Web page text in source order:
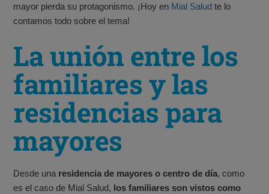
mayor pierda su protagonismo. ¡Hoy en Mial Salud te lo
contamos todo sobre el tema!
La unión entre los
familiares y las
residencias para
mayores
Desde una residencia de mayores o centro de día, como
es el caso de Mial Salud, los familiares son vistos como